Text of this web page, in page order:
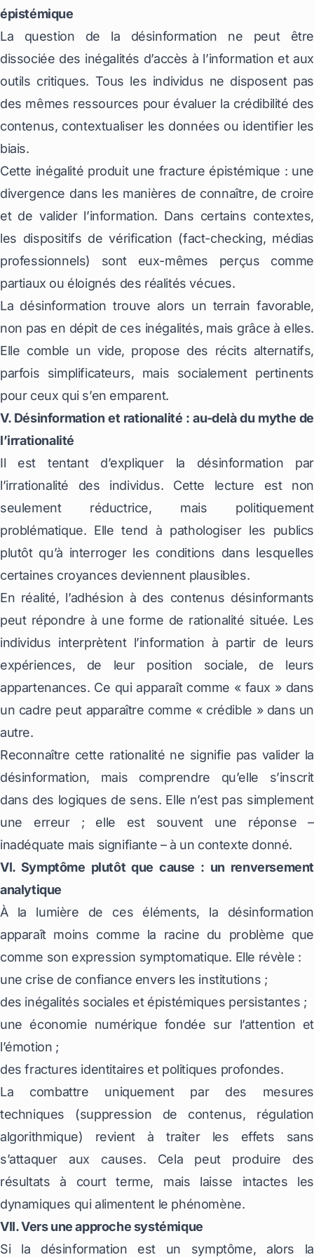
épistémique
La question de la désinformation ne peut être
dissociée des inégalités d’accès à l’information et aux
outils critiques. Tous les individus ne disposent pas
des mêmes ressources pour évaluer la crédibilité des
contenus, contextualiser les données ou identifier les
biais.
Cette inégalité produit une fracture épistémique : une
divergence dans les manières de connaître, de croire
et de valider l’information. Dans certains contextes,
les dispositifs de vérification (fact-checking, médias
professionnels) sont eux-mêmes perçus comme
partiaux ou éloignés des réalités vécues.
La désinformation trouve alors un terrain favorable,
non pas en dépit de ces inégalités, mais grâce à elles.
Elle comble un vide, propose des récits alternatifs,
parfois simplificateurs, mais socialement pertinents
pour ceux qui s’en emparent.
V. Désinformation et rationalité : au-delà du mythe de
l’irrationalité
Il est tentant d’expliquer la désinformation par
l’irrationalité des individus. Cette lecture est non
seulement réductrice, mais politiquement
problématique. Elle tend à pathologiser les publics
plutôt qu’à interroger les conditions dans lesquelles
certaines croyances deviennent plausibles.
En réalité, l’adhésion à des contenus désinformants
peut répondre à une forme de rationalité située. Les
individus interprètent l’information à partir de leurs
expériences, de leur position sociale, de leurs
appartenances. Ce qui apparaît comme « faux » dans
un cadre peut apparaître comme « crédible » dans un
autre.
Reconnaître cette rationalité ne signifie pas valider la
désinformation, mais comprendre qu’elle s’inscrit
dans des logiques de sens. Elle n’est pas simplement
une erreur ; elle est souvent une réponse –
inadéquate mais signifiante – à un contexte donné.
VI. Symptôme plutôt que cause : un renversement
analytique
À la lumière de ces éléments, la désinformation
apparaît moins comme la racine du problème que
comme son expression symptomatique. Elle révèle :
une crise de confiance envers les institutions ;
des inégalités sociales et épistémiques persistantes ;
une économie numérique fondée sur l’attention et
l’émotion ;
des fractures identitaires et politiques profondes.
La combattre uniquement par des mesures
techniques (suppression de contenus, régulation
algorithmique) revient à traiter les effets sans
s’attaquer aux causes. Cela peut produire des
résultats à court terme, mais laisse intactes les
dynamiques qui alimentent le phénomène.
VII. Vers une approche systémique
Si la désinformation est un symptôme, alors la